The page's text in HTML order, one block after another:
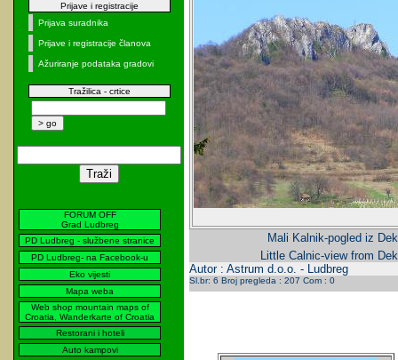
Prijave i registracije
Prijava suradnika
Prijave i registracije članova
Ažuriranje podataka gradovi
Tražilica - crtice
FORUM OFF
Grad Ludbreg
PD Ludbreg - službene stranice
PD Ludbreg- na Facebook-u
Eko vijesti
Mapa weba
Web shop mountain maps of
Croatia, Wanderkarte of Croatia
Restorani i hoteli
Auto kampovi
Mali Kalnik-pogled iz
Little Calnic-view from
Autor : Astrum d.o.o. - Ludbreg
Sl.br: 6 Broj pregleda : 207 Com : 0